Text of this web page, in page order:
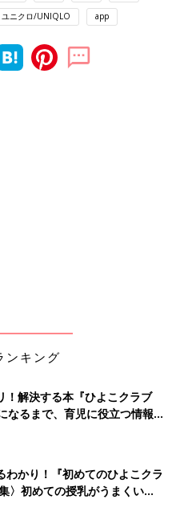
ユニクロ/UNIQLO app
ンキング
！解決する本『ひよこクラブ
るまで、育児に役立つ情報が
わかり！『初めてのひよこクラ
〉初めての授乳がうまくい
の基本と夏のトラブル 解決テ